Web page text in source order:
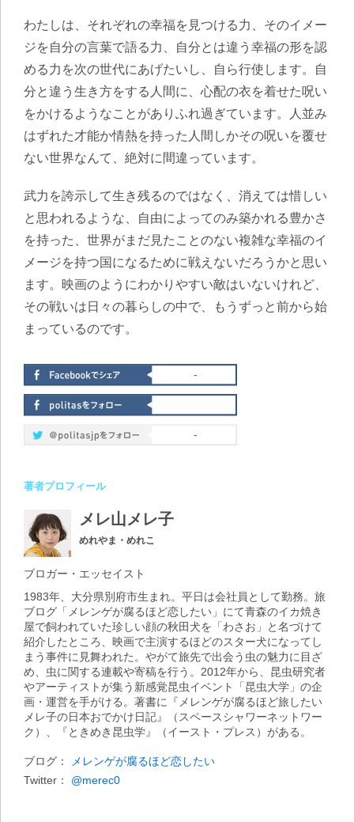
わたしは、それぞれの幸福を見つける力、そのイメー
ジを自分の言葉で語る力、自分とは違う幸福の形を認
める力を次の世代にあげたいし、自ら行使します。自
分と違う生き方をする人間に、心配の衣を着せた呪い
をかけるようなことがありふれ過ぎています。人並み
はずれた才能か情熱を持った人間しかその呪いを覆せ
ない世界なんて、絶対に間違っています。
武力を誇示して生き残るのではなく、消えては惜しい
と思われるような、自由によってのみ築かれる豊かさ
を持った、世界がまだ見たことのない複雑な幸福のイ
メージを持つ国になるために戦えないだろうかと思い
ます。映画のようにわかりやすい敵はいないけれど、
その戦いは日々の暮らしの中で、もうずっと前から始
まっているのです。
-
-
著者プロフィール
メレ山メレ子
めれやま・めれこ
ブロガー・エッセイスト
1983年、大分県別府市生まれ。平日は会社員として勤務。旅
ブログ「メレンゲが腐るほど恋したい」にて青森のイカ焼き
屋で飼われていた珍しい顔の秋田犬を「わさお」と名づけて
紹介したところ、映画で主演するほどのスター犬になってし
まう事件に見舞われた。やがて旅先で出会う虫の魅力に目ざ
め、虫に関する連載や寄稿を行う。2012年から、昆虫研究者
やアーティストが集う新感覚昆虫イベント「昆虫大学」の企
画・運営を手がける。著書に『メレンゲが腐るほど旅したい
メレ子の日本おでかけ日記』（スペースシャワーネットワー
ク）、『ときめき昆虫学』（イースト・プレス）がある。
ブログ：
メレンゲが腐るほど恋したい
Twitter：
@merec0